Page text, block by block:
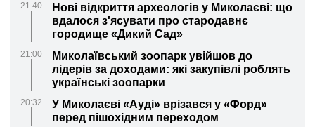
21:40
Нові відкриття археологів у Миколаєві: що
вдалося з'ясувати про стародавнє
городище «Дикий Сад»
21:00
Миколаївський зоопарк увійшов до
лідерів за доходами: які закупівлі роблять
українські зоопарки
20:32
У Миколаєві «Ауді» врізався у «Форд»
перед пішохідним переходом